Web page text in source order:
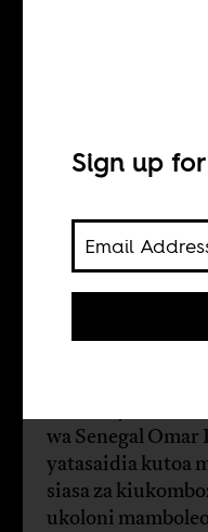
Florian Bobin
wa Senegal
yatasaidia kutoa
siasa za
ukoloni
Sign up